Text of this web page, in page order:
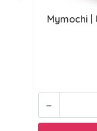
Mymochi |
-